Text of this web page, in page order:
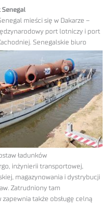
Senegal
mieści się w Dakarze –
port lotniczy i port
Senegalskie biuro
ładunków
inżynierii transportowej,
magazynowania i dystrybucji
Zatrudniony tam
także obsługę celną